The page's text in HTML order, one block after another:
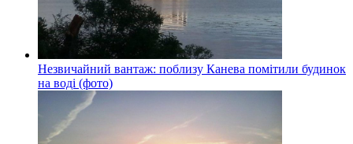
Незвичайний вантаж: поблизу Канева помітили будинок
на воді (фото)